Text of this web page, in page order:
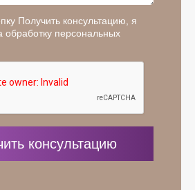
Получить консультацию, я
обработку персональных